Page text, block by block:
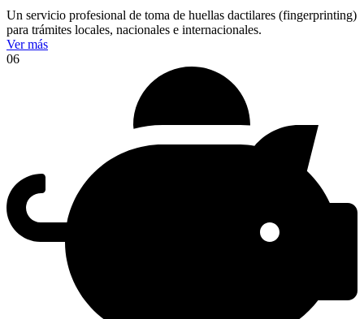
Un servicio profesional de toma de huellas dactilares (fingerprinting)
para trámites locales, nacionales e internacionales.
Ver más
06